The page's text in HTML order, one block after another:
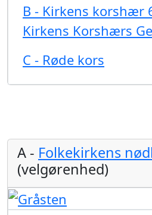
B - Kirkens korshær
Kirkens Korshærs
C - Røde kors
A - Folkekirkens
(velgørenhed)